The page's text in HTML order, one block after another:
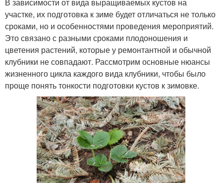
В зависимости от вида выращиваемых кустов на
участке, их подготовка к зиме будет отличаться не только
сроками, но и особенностями проведения мероприятий.
Это связано с разными сроками плодоношения и
цветения растений, которые у ремонтантной и обычной
клубники не совпадают. Рассмотрим основные нюансы
жизненного цикла каждого вида клубники, чтобы было
проще понять тонкости подготовки кустов к зимовке.